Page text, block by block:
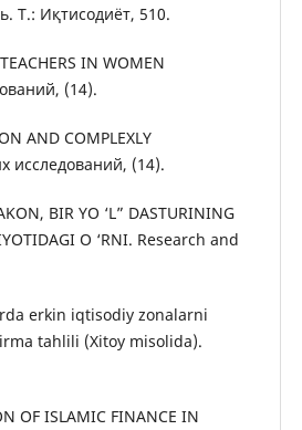
Т.: Иқтисодиёт, 510.
IN WOMEN
(14).
AND COMPLEXLY
исследований, (14).
BIR YO ‘L” DASTURINING
O ‘RNI. Research and
erkin iqtisodiy zonalarni
tahlili (Xitoy misolida).
OF ISLAMIC FINANCE IN